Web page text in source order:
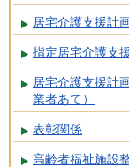
居宅介護支援計
指定居宅介護支
居宅介護支援計
業者あて）
表彰関係
高齢者福祉施設